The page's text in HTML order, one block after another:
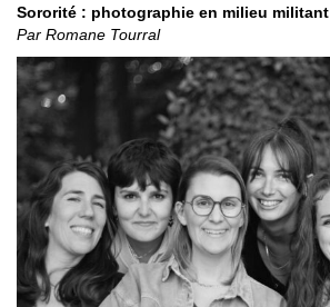
Sororité : photographie en milieu militant
Par Romane Tourral